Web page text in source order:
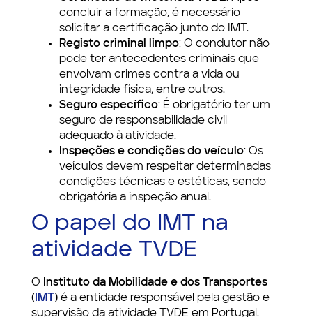
concluir a formação, é necessário
solicitar a certificação junto do IMT.
Registo criminal limpo: O condutor não
pode ter antecedentes criminais que
envolvam crimes contra a vida ou
integridade física, entre outros.
Seguro específico: É obrigatório ter um
seguro de responsabilidade civil
adequado à atividade.
Inspeções e condições do veículo: Os
veículos devem respeitar determinadas
condições técnicas e estéticas, sendo
obrigatória a inspeção anual.
O papel do IMT na
atividade TVDE
O Instituto da Mobilidade e dos Transportes
( IMT)é a entidade responsável pela gestão e
supervisão da atividade TVDE em Portugal.